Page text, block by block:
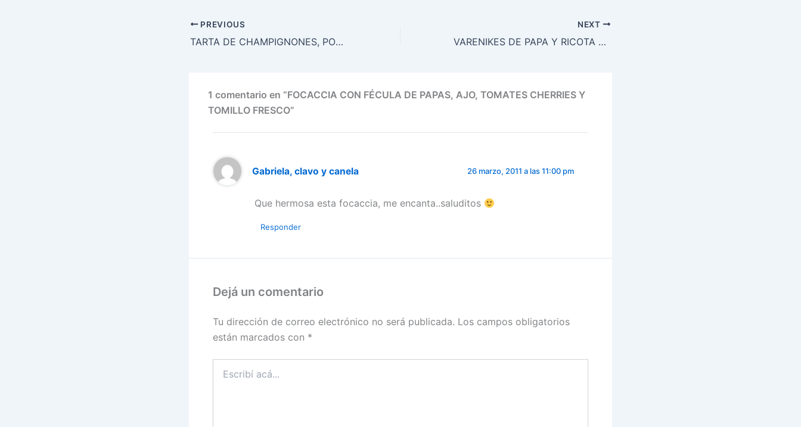
PREVIOUS
TARTA DE CHAMPIGNONES, PORTOBELOS Y ECHALOTES
NEXT
VARENIKES DE PAPA Y RICOTA CON YOGUR EN LA MASA Y FRITOS DE UN SOLO LADO
1 comentario en “FOCACCIA CON FÉCULA DE PAPAS, AJO, TOMATES CHERRIES Y
TOMILLO FRESCO”
Gabriela, clavo y canela 26 marzo, 2011 a las 11:00 pm
Que hermosa esta focaccia, me encanta..saluditos
Responder
Dejá un comentario
Tu dirección de correo electrónico no será publicada. Los campos obligatorios
están marcados con *
acá...